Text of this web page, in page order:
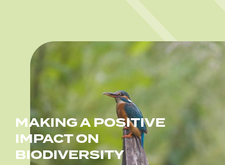
Image
MAKING A POSITIVE
IMPACT ON
BIODIVERSITY